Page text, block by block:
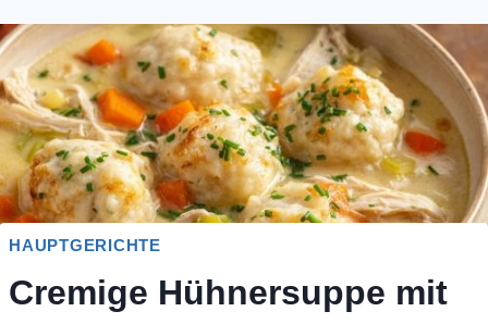
HAUPTGERICHTE
Cremige Hühnersuppe mit